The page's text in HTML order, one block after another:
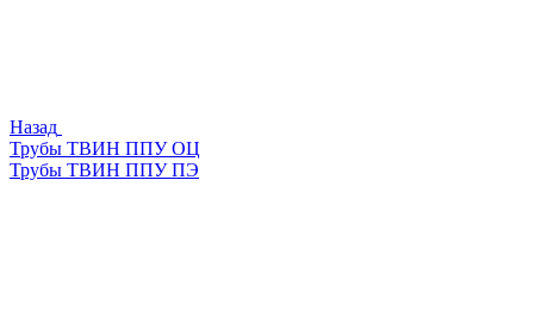
Назад
Трубы ТВИН ППУ ОЦ
Трубы ТВИН ППУ ПЭ